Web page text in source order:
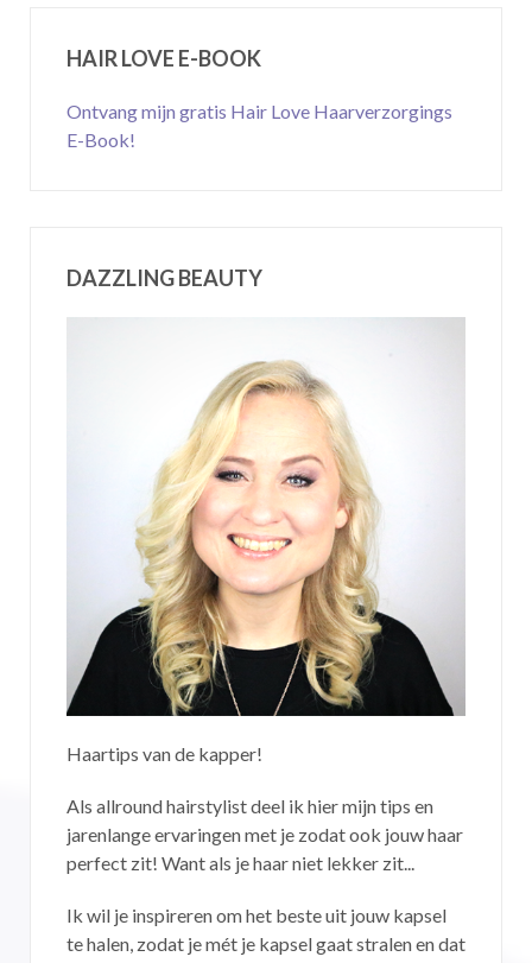
HAIR LOVE E-BOOK
Ontvang mijn gratis Hair Love Haarverzorgings
E-Book!
DAZZLING BEAUTY
Haartips van de kapper!
Als allround hairstylist deel ik hier mijn tips en
jarenlange ervaringen met je zodat ook jouw haar
perfect zit! Want als je haar niet lekker zit...
Ik wil je inspireren om het beste uit jouw kapsel
te halen, zodat je mét je kapsel gaat stralen en dat